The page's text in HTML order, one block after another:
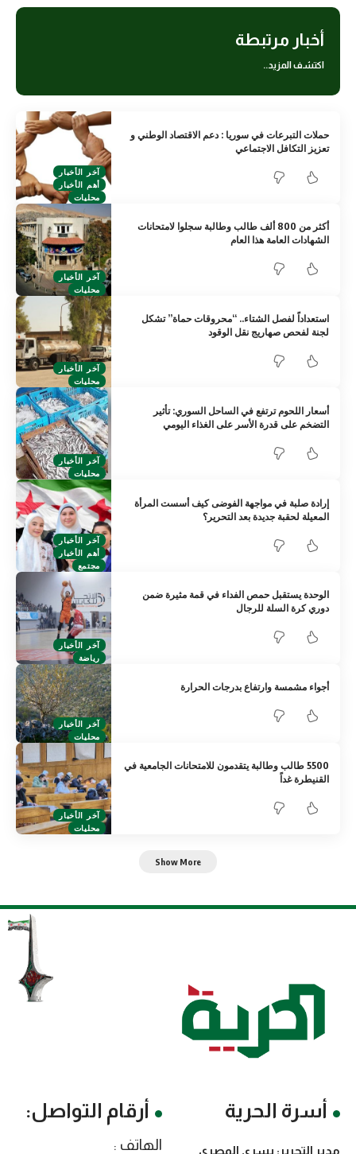
أخبار مرتبطة
اكتشف المزيد..
آخر الأخبار
أهم الأخبار
محليات
حملات التبرعات في سوريا : دعم الاقتصاد الوطني و
تعزيز التكافل الاجتماعي
آخر الأخبار
محليات
أكثر من 800 ألف طالب وطالبة سجلوا لامتحانات
الشهادات العامة هذا العام
آخر الأخبار
محليات
استعداداً لفصل الشتاء.. “محروقات حماة” تشكل
لجنة لفحص صهاريج نقل الوقود
آخر الأخبار
محليات
أسعار اللحوم ترتفع في الساحل السوري: تأثير
التضخم على قدرة الأسر على الغذاء اليومي
آخر الأخبار
أهم الأخبار
مجتمع
إرادة صلبة في مواجهة الفوضى كيف أسست المرأة
المعيلة لحقبة جديدة بعد التحرير؟
آخر الأخبار
رياضة
الوحدة يستقبل حمص الفداء في قمة مثيرة ضمن
دوري كرة السلة للرجال
آخر الأخبار
محليات
أجواء مشمسة وارتفاع بدرجات الحرارة
آخر الأخبار
محليات
5500 طالب وطالبة يتقدمون للامتحانات الجامعية في
القنيطرة غداً
Show More
أسرة الحرية
مدير التحرير: يسرى المصري
أرقام التواصل:
الهاتف :